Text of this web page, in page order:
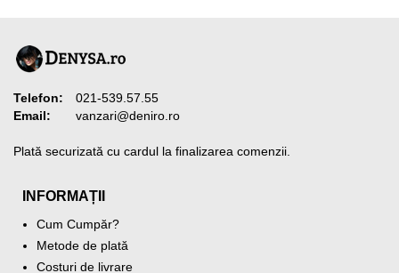
Telefon:
021-539.57.55
Email:
vanzari@deniro.ro
Plată securizată cu cardul la finalizarea comenzii.
INFORMAȚII
Cum Cumpăr?
Metode de plată
Costuri de livrare